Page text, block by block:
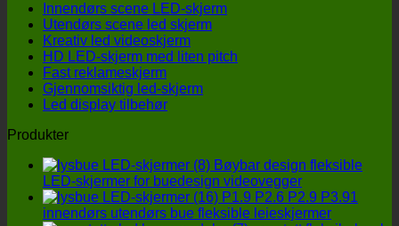
Innendørs scene LED-skjerm
Utendørs scene led skjerm
Kreativ led videoskjerm
HD LED-skjerm med liten pitch
Fast reklameskjerm
Gjennomsiktig led-skjerm
Led display tilbehør
Produkter
Bøybar design fleksible
LED-skjermer for buedesign videovegger
P1.9 P2.6 P2.9 P3.91
innendørs utendørs bue fleksible leieskjermer